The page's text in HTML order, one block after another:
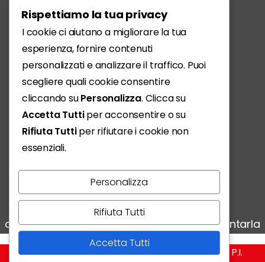
Scarica l'App
Vivere, condividere, scoprire:
ogni storia conta e noi siamo qui per raccontarla
RivistaMio @ Copyright - Edizioni Empire S.r.l. - P.I.
Rispettiamo la tua privacy
I cookie ci aiutano a migliorare la tua
esperienza, fornire contenuti
personalizzati e analizzare il traffico. Puoi
scegliere quali cookie consentire
cliccando suPersonalizza. Clicca su
Accetta Tuttiper acconsentire o su
Rifiuta Tuttiper rifiutare i cookie non
essenziali.
Personalizza
Rifiuta Tutti
Accetta Tutti